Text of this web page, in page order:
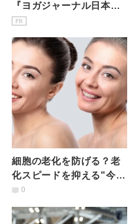
『ヨガジャーナル日本
版』予約購読のご案内
PR
細胞の老化を防げる？老
化スピードを抑える"今が
旬"のすごい食材とは｜管
0